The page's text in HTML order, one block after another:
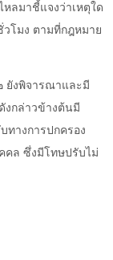
ลมาชี้แจงว่าเหตุใด
โมง ตามที่กฎหมาย
ยังพิจารณาและมี
งกล่าวข้างต้นมี
ทางการปกครอง
คล ซึ่งมีโทษปรับไม่